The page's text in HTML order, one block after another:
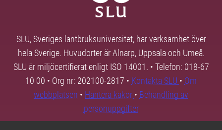
SLU, Sveriges lantbruksuniversitet, har verksamhet över
hela Sverige. Huvudorter är Alnarp, Uppsala och Umeå.
SLU är miljöcertifierat enligt ISO 14001. • Telefon: 018-67
10 00 • Org nr: 202100-2817 • Kontakta SLU • Om
webbplatsen • Hantera kakor • Behandling av
personuppgifter